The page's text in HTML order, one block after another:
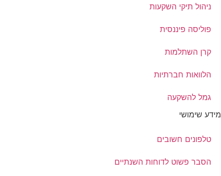
ניהול תיקי השקעות
פוליסה פיננסית
קרן השתלמות
הלוואות חברתיות
גמל להשקעה
מידע שימושי
טלפונים חשובים
הסבר פשוט לדוחות השנתיים